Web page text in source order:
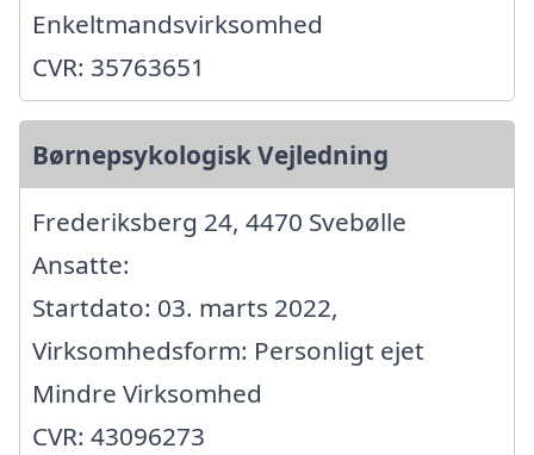
Enkeltmandsvirksomhed
CVR: 35763651
Børnepsykologisk Vejledning
Frederiksberg 24, 4470 Svebølle
Ansatte:
Startdato: 03. marts 2022,
Virksomhedsform: Personligt ejet
Mindre Virksomhed
CVR: 43096273